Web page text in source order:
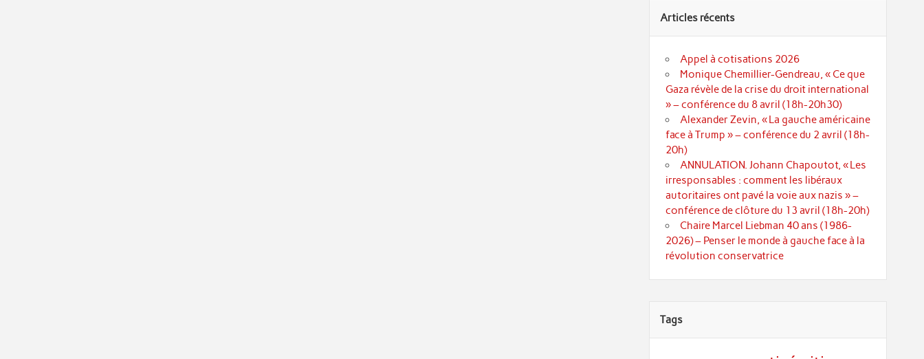
Articles récents
Appel à cotisations 2026
Monique Chemillier-Gendreau, « Ce que
Gaza révèle de la crise du droit international
» – conférence du 8 avril (18h-20h30)
Alexander Zevin, « La gauche américaine
face à Trump » – conférence du 2 avril (18h-
20h)
ANNULATION. Johann Chapoutot, « Les
irresponsables : comment les libéraux
autoritaires ont pavé la voie aux nazis » –
conférence de clôture du 13 avril (18h-20h)
Chaire Marcel Liebman 40 ans (1986-
2026) – Penser le monde à gauche face à la
révolution conservatrice
Tags